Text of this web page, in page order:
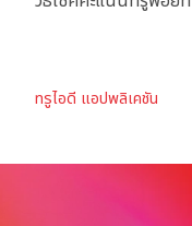
ทรูไอดี แอปพลิเคชัน